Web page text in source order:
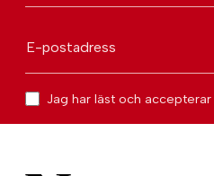
E-postadress
Jag har läst och accepterar